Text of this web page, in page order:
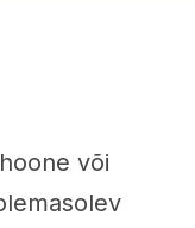
või